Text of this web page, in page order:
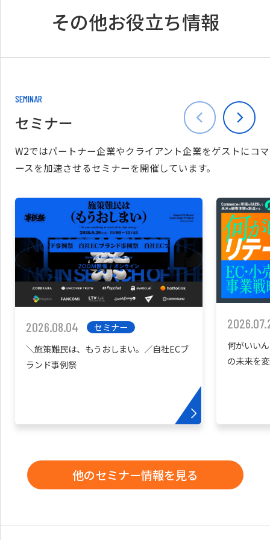
その他お役立ち情報
SEMINAR
セミナー
W2ではパートナー企業やクライアント企業をゲストにコマ
ースを加速させるセミナーを開催しています。
2026.08.04
セミナー
＼施策難民は、もうおしまい。／自社ECブ
ランド事例祭
何がいい
の未来を
他のセミナー情報を見る